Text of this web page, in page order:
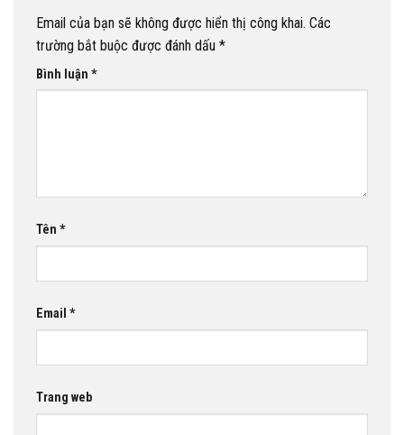
Email của bạn sẽ không được hiển thị công khai. Các
trường bắt buộc được đánh dấu *
Bình luận *
Tên *
Email *
Trang web